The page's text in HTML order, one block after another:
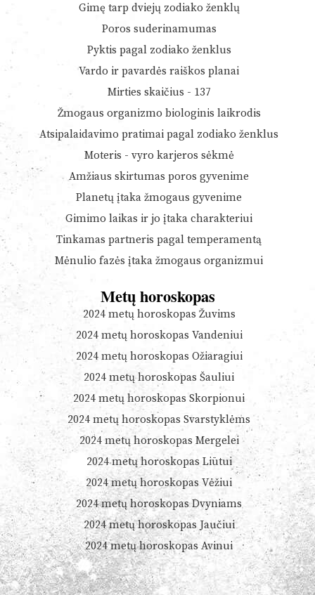
Gimę tarp dviejų zodiako ženklų
Poros suderinamumas
Pyktis pagal zodiako ženklus
Vardo ir pavardės raiškos planai
Mirties skaičius - 137
Žmogaus organizmo biologinis laikrodis
Atsipalaidavimo pratimai pagal zodiako ženklus
Moteris - vyro karjeros sėkmė
Amžiaus skirtumas poros gyvenime
Planetų įtaka žmogaus gyvenime
Gimimo laikas ir jo įtaka charakteriui
Tinkamas partneris pagal temperamentą
Mėnulio fazės įtaka žmogaus organizmui
Metų horoskopas
2024 metų horoskopas Žuvims
2024 metų horoskopas Vandeniui
2024 metų horoskopas Ožiaragiui
2024 metų horoskopas Šauliui
2024 metų horoskopas Skorpionui
2024 metų horoskopas Svarstyklėms
2024 metų horoskopas Mergelei
2024 metų horoskopas Liūtui
2024 metų horoskopas Vėžiui
2024 metų horoskopas Dvyniams
2024 metų horoskopas Jaučiui
2024 metų horoskopas Avinui